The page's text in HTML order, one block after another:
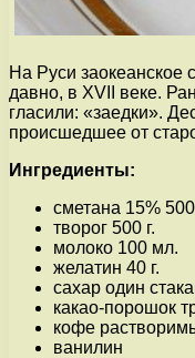
На Руси заокеанское
давно, в XVII веке.
гласили: «заедки».
происшедшее от
Ингредиенты:
сметана 15% 500
творог 500 г.
молоко 100 мл.
желатин 40 г.
сахар один
какао-порошок
кофе
ванилин